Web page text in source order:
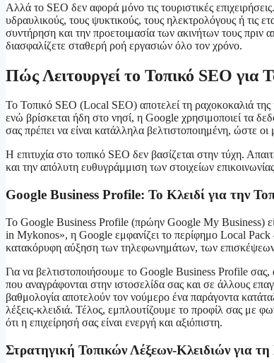
Αλλά το SEO δεν αφορά μόνο τις τουριστικές
υδραυλικούς, τους ψυκτικούς, τους ηλεκτρολόγους ή τις
συντήρηση και την προετοιμασία των ακινήτων τους
διασφαλίζετε σταθερή ροή εργασιών όλο τον χρόνο.
Πώς Λειτουργεί το Τοπικό SEO για
Το Τοπικό SEO (Local SEO) αποτελεί τη ραχοκοκαλιά
ενώ βρίσκεται ήδη στο νησί, η Google χρησιμοποιεί τα
σας πρέπει να είναι κατάλληλα βελτιστοποιημένη, ώστε
Η επιτυχία στο τοπικό SEO δεν βασίζεται στην τύχη.
και την απόλυτη ευθυγράμμιση των στοιχείων
Google Business Profile: Το Κλειδί για την
Το Google Business Profile (πρώην Google My Business)
in Mykonos», η Google εμφανίζει το περίφημο Local Pack –
κατακόρυφη αύξηση των τηλεφωνημάτων, των
Για να βελτιστοποιήσουμε το Google Business Profile
που αναγράφονται στην ιστοσελίδα σας και σε άλλους
βαθμολογία αποτελούν τον νούμερο ένα παράγοντα
λέξεις-κλειδιά. Τέλος, εμπλουτίζουμε το προφίλ σας με
ότι η επιχείρησή σας είναι ενεργή και αξιόπιστη.
Στρατηγική Τοπικών Λέξεων-Κλειδιών για